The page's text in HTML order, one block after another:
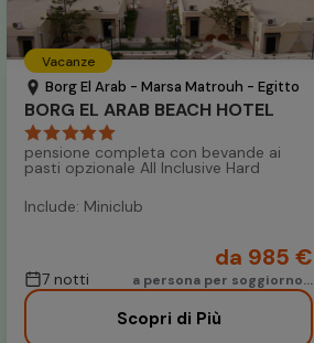
Vacanze
Borg El Arab - Marsa Matrouh - Egitto
BORG EL ARAB BEACH HOTEL
pensione completa con bevande ai
pasti opzionale All Inclusive Hard
Include: Miniclub
7 notti
da 985 €
a persona per soggiorno...
Scopri di Più